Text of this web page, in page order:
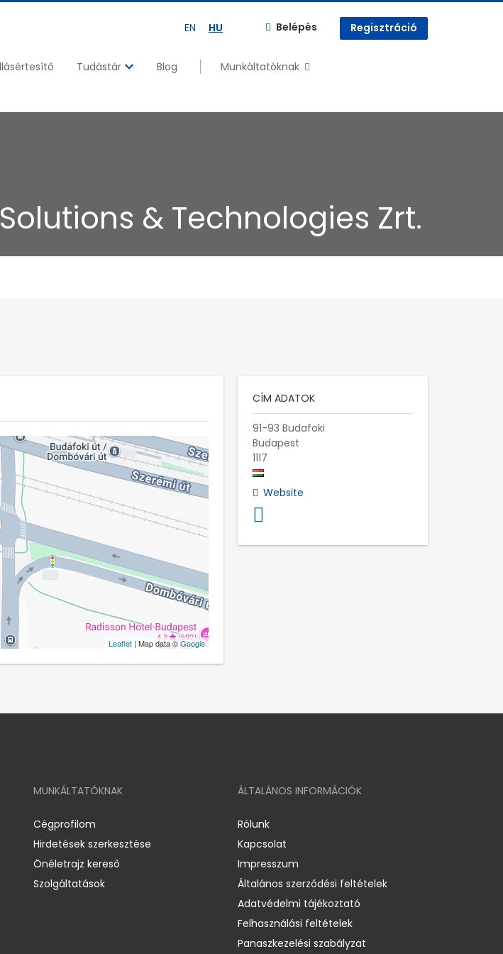
EN HU Belépés Regisztráció
Tudástár Blog
Munkáltatóknak
& Technologies Zrt.
Leaflet | Map data ©Google
CÍM ADATOK
91-93 Budafoki
Budapest
1117
Website
MUNKÁLTATÓKNAK
Cégprofilom
Hirdetések szerkesztése
Önéletrajz kereső
Szolgáltatások
ÁLTALÁNOS INFORMÁCIÓK
Rólunk
Kapcsolat
Impresszum
Általános szerződési feltételek
Adatvédelmi tájékoztató
Felhasználási feltételek
Panaszkezelési szabályzat